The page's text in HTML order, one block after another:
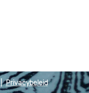
|Privacybeleid